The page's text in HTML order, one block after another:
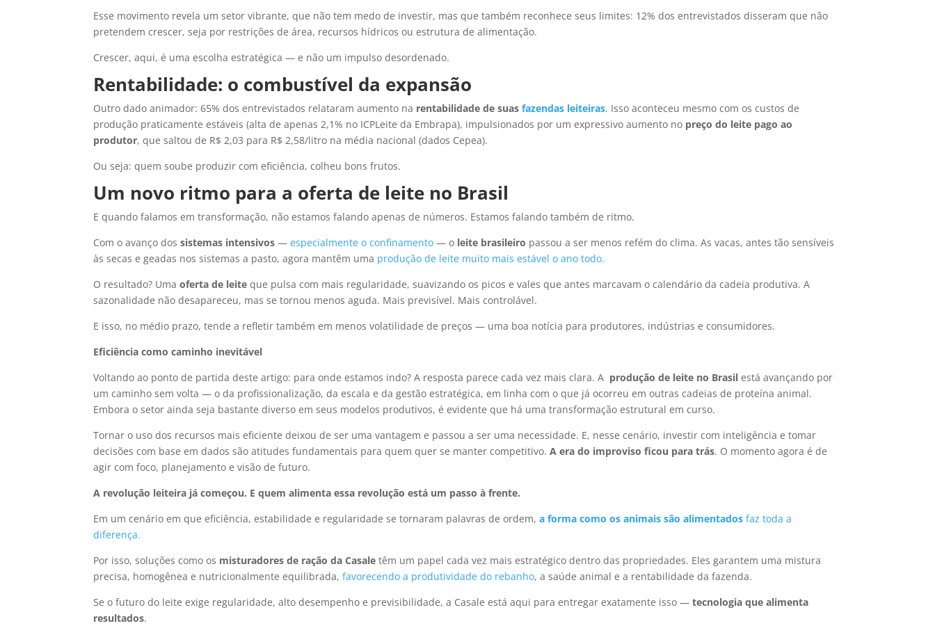
Esse movimento revela um setor vibrante, que não tem medo de investir, mas que também reconhece seus limites: 12% dos entrevistados disseram que não
pretendem crescer, seja por restrições de área, recursos hídricos ou estrutura de alimentação.
Crescer, aqui, é uma escolha estratégica — e não um impulso desordenado.
Rentabilidade: o combustível da expansão
Outro dado animador: 65% dos entrevistados relataram aumento na rentabilidade de suasfazendas leiteiras. Isso aconteceu mesmo com os custos de
produção praticamente estáveis (alta de apenas 2,1% no ICPLeite da Embrapa), impulsionados por um expressivo aumento no preço do leite pago ao
produtor, que saltou de R$ 2,03 para R$ 2,58/litro na média nacional (dados Cepea).
Ou seja: quem soube produzir com eficiência, colheu bons frutos.
Um novo ritmo para a oferta de leite no Brasil
E quando falamos em transformação, não estamos falando apenas de números. Estamos falando também de ritmo.
Com o avanço dossistemas intensivos —especialmente o confinamento — o leite brasileiro passou a ser menos refém do clima. As vacas, antes tão sensíveis
às secas e geadas nos sistemas a pasto, agora mantêm uma produção de leite muito mais estável o ano todo.
O resultado? Umaoferta de leite que pulsa com mais regularidade, suavizando os picos e vales que antes marcavam o calendário da cadeia produtiva. A
sazonalidade não desapareceu, mas se tornou menos aguda. Mais previsível. Mais controlável.
E isso, no médio prazo, tende a refletir também em menos volatilidade de preços — uma boa notícia para produtores, indústrias e consumidores.
Eficiência como caminho inevitável
Voltando ao ponto de partida deste artigo: para onde estamos indo? A resposta parece cada vez mais clara. A produção de leite no Brasilestá avançando por
um caminho sem volta — o da profissionalização, da escala e da gestão estratégica, em linha com o que já ocorreu em outras cadeias de proteína animal.
Embora o setor ainda seja bastante diverso em seus modelos produtivos, é evidente que há uma transformação estrutural em curso.
Tornar o uso dos recursos mais eficiente deixou de ser uma vantagem e passou a ser uma necessidade. E, nesse cenário, investir com inteligência e tomar
decisões com base em dados são atitudes fundamentais para quem quer se manter competitivo.A era do improviso ficou para trás. O momento agora é de
agir com foco, planejamento e visão de futuro.
A revolução leiteira já começou. E quem alimenta essa revolução está um passo à frente.
Em um cenário em que eficiência, estabilidade e regularidade se tornaram palavras de ordem,a forma como os animais são alimentados faz toda a
diferença.
Por isso, soluções como os misturadores de ração da Casale têm um papel cada vez mais estratégico dentro das propriedades. Eles garantem uma mistura
precisa, homogênea e nutricionalmente equilibrada,favorecendo a produtividade do rebanho, a saúde animal e a rentabilidade da fazenda.
Se o futuro do leite exige regularidade, alto desempenho e previsibilidade, a Casale está aqui para entregar exatamente isso —tecnologia que alimenta
resultados.